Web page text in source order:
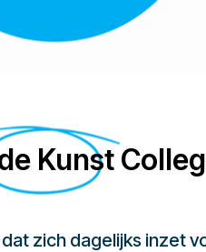
Kunst
zich dagelijks inzet